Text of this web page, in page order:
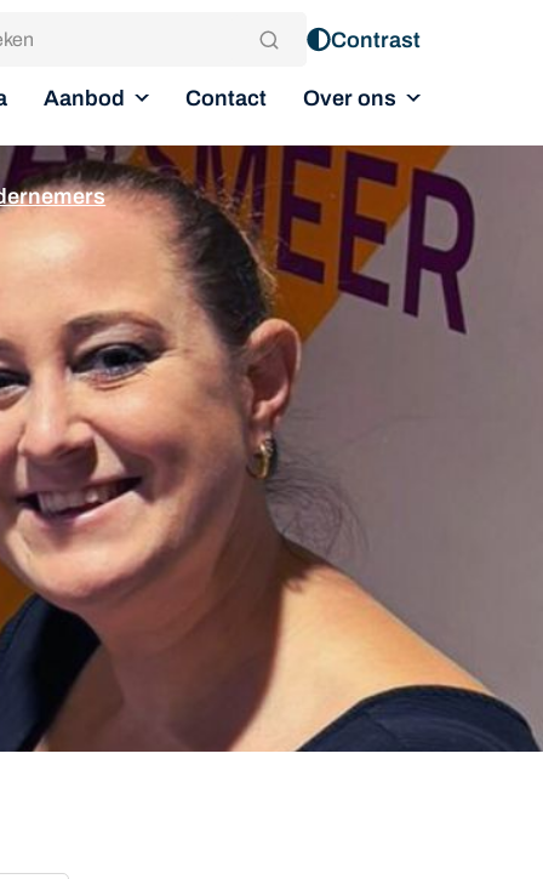
Contrast
Aanbod Contact Over ons